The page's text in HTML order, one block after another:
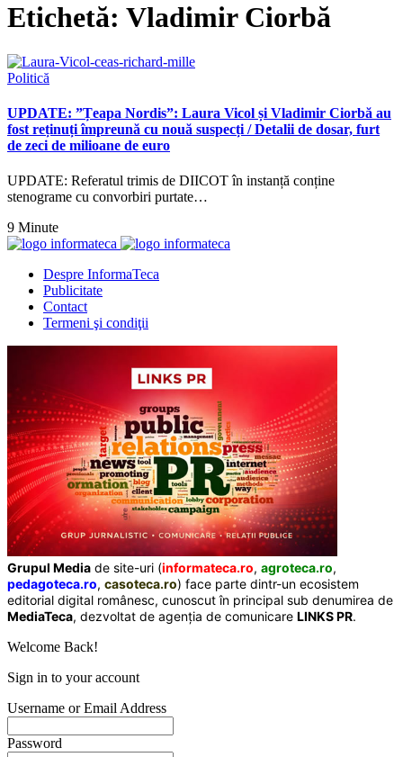
Etichetă: Vladimir Ciorbă
Politică
UPDATE: ”Țeapa Nordis”: Laura Vicol și Vladimir Ciorbă au
fost reținuți împreună cu nouă suspecți / Detalii de dosar, furt
de zeci de milioane de euro
UPDATE: Referatul trimis de DIICOT în instanță conține
stenograme cu convorbiri purtate…
9 Minute
Despre InformaTeca
Publicitate
Contact
Termeni şi condiţii
Grupul Media de site-uri (informateca.ro, agroteca.ro,
pedagoteca.ro, casoteca.ro) face parte dintr-un ecosistem
editorial digital românesc, cunoscut în principal sub denumirea de
MediaTeca, dezvoltat de agenția de comunicare LINKS PR.
Welcome Back!
Sign in to your account
Username or Email Address
Password